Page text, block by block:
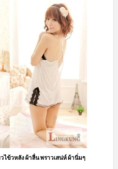
ไข้วหลัง ผ้าลื่น พราวเสน่ห์ ผ้านิ่มๆ